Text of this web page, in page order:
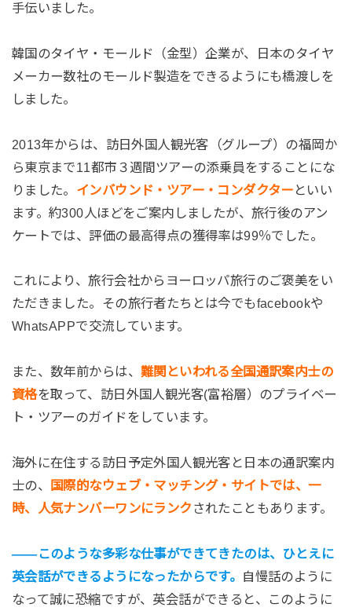
手伝いました。
韓国のタイヤ・モールド（金型）企業が、日本のタイヤ
メーカー数社のモールド製造をできるようにも橋渡しを
しました。
2013年からは、訪日外国人観光客（グループ）の福岡か
ら東京まで11都市３週間ツアーの添乗員をすることにな
りました。 インバウンド・ツアー・コンダクター といい
ます。約300人ほどをご案内しましたが、旅行後のアン
ケートでは、評価の最高得点の獲得率は99％でした。
これにより、旅行会社からヨーロッパ旅行のご褒美をい
ただきました。その旅行者たちとは今でもfacebookや
WhatsAPPで交流しています。
また、数年前からは、 難関といわれる全国通訳案内士の
資格を取って、訪日外国人観光客(富裕層）のプライベー
ト・ツアーのガイドをしています。
海外に在住する訪日予定外国人観光客と日本の通訳案内
士の、
国際的なウェブ・マッチング・サイトでは、一
時、人気ナンバーワンにランク されたこともあります。
――このような多彩な仕事ができてきたのは、ひとえに
英会話ができるようになったからです。 自慢話のように
なって誠に恐縮ですが、英会話ができると、このように